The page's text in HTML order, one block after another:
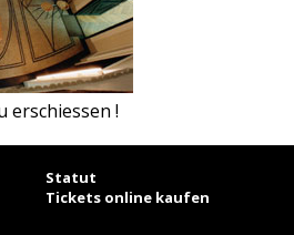
erschiessen !
Statut
Tickets online kaufen